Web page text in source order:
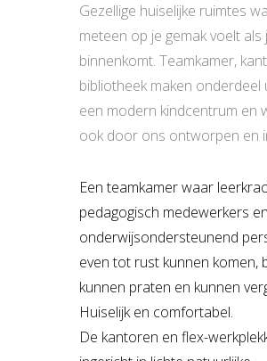
Gezellige huiselijke ruimtes
meteen op je gemak voelt als
binnenkomt. Teamkamer,
bibliotheek maken onderdeel
een modern kindcentrum en
ook door ons ontworpen en
Een teamkamer waar
pedagogisch medewerkers en
onderwijsondersteunend
even tot rust kunnen komen,
kunnen praten en kunnen
Huiselijk en comfortabel.
De kantoren en flex-